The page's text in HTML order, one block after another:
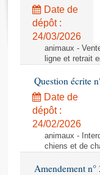
Rapports législatifs
Rapports sur
Baromètre de
Dossiers législatifs
Budget et sécurité
Questions écrites
Comptes rendus
Date de
dépôt :
24/03/2026
animaux -
ligne et retrait
Question écrite
Date de
dépôt :
24/02/2026
animaux -
chiens et de
Amendement